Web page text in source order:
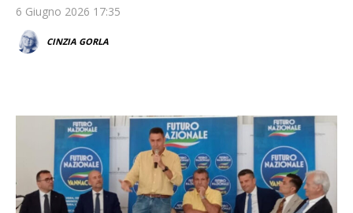
6 Giugno 2026 17:35
CINZIA GORLA